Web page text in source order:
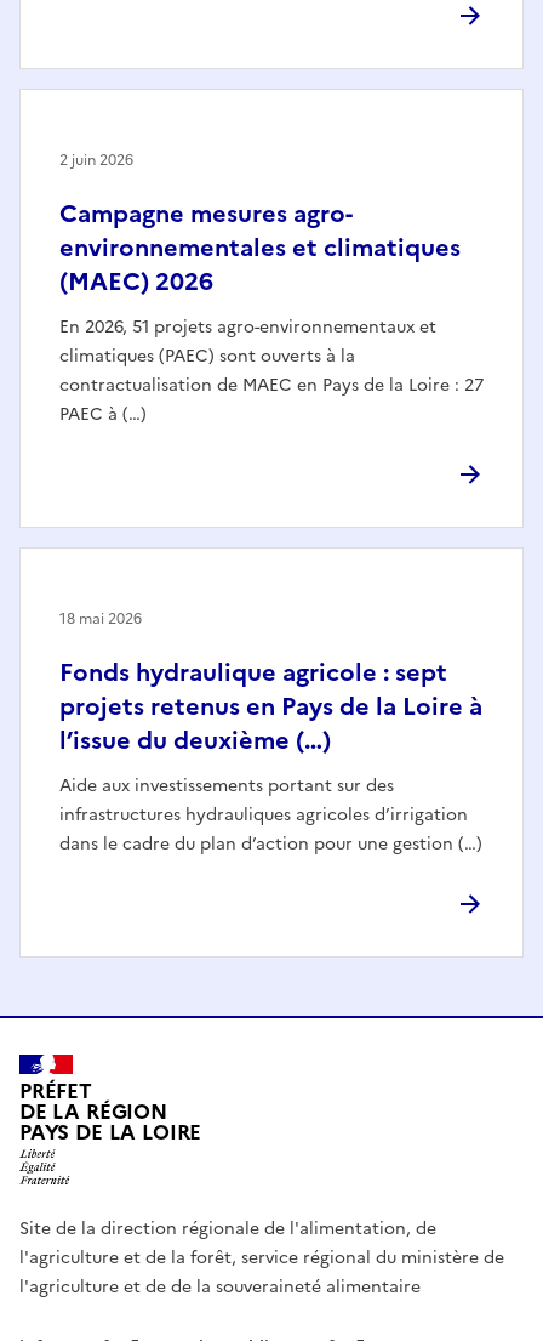
Campagne mesures agro-
environnementales et climatiques
(MAEC) 2026
En 2026, 51 projets agro-environnementaux et
climatiques (PAEC) sont ouverts à la
contractualisation de MAEC en Pays de la Loire : 27
PAEC à (…)
2 juin 2026
Fonds hydraulique agricole : sept
projets retenus en Pays de la Loire à
l’issue du deuxième (…)
Aide aux investissements portant sur des
infrastructures hydrauliques agricoles d’irrigation
dans le cadre du plan d’action pour une gestion (…)
18 mai 2026
PRÉFET
DE LA RÉGION
PAYS DE LA LOIRE
Site de la direction régionale de l'alimentation, de
l'agriculture et de la forêt, service régional du ministère de
l'agriculture et de de la souveraineté alimentaire